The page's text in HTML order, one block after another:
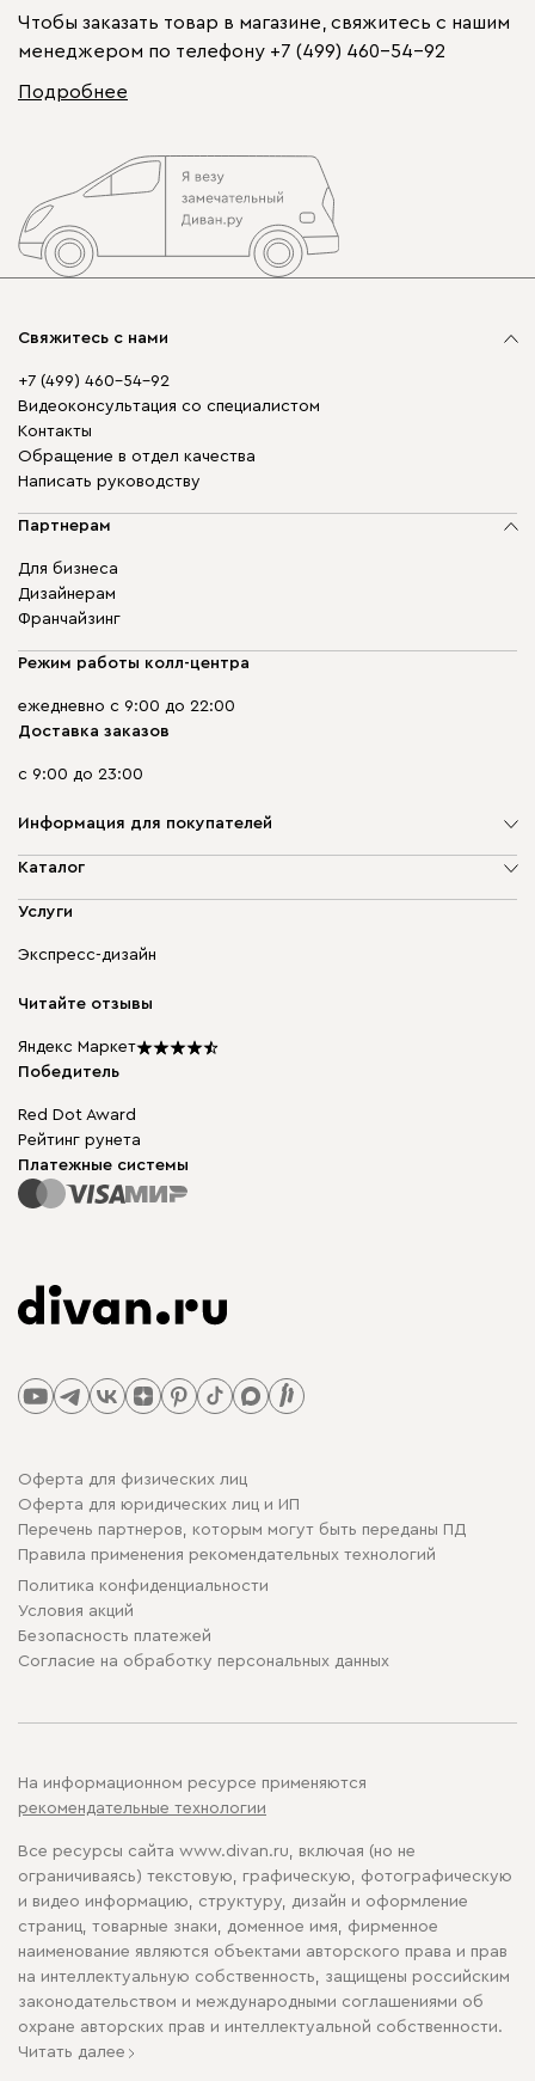
Чтобы заказать товар в магазине, свяжитесь с нашим
менеджером по телефону +7 (499) 460-54-92
Подробнее
Свяжитесь с нами
+7 (499) 460-54-92
Видеоконсультация со специалистом
Контакты
Обращение в отдел качества
Написать руководству
Партнерам
Для бизнеса
Дизайнерам
Франчайзинг
Режим работы колл-центра
ежедневно с 9:00 до 22:00
Доставка заказов
с 9:00 до 23:00
Информация для покупателей
О компании
Доставка и оплата
диван.клуб
Карьера
Подарочные сертификаты
Мы в прессе
Каталог
Мягкая мебель
Бескаркасная мебель
Столы и стулья
Услуги
Экспресс-дизайн
Читайте отзывы
Яндекс Маркет
Победитель
Red Dot Award
Рейтинг рунета
Платежные системы
Оферта для физических лиц
Оферта для юридических лиц и ИП
Перечень партнеров, которым могут быть переданы ПД
Правила применения рекомендательных технологий
Политика конфиденциальности
Условия акций
Безопасность платежей
Cогласие на обработку персональных данных
На информационном ресурсе применяются
рекомендательные технологии
Все ресурсы сайта www.divan.ru, включая (но не
ограничиваясь) текстовую, графическую, фотографическую
и видео информацию, структуру, дизайн и оформление
страниц, товарные знаки, доменное имя, фирменное
наименование являются объектами авторского права и прав
на интеллектуальную собственность, защищены российским
законодательством и международными соглашениями об
охране авторских прав и интеллектуальной собственности.
Читать далее